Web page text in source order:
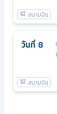
วันที่ 8